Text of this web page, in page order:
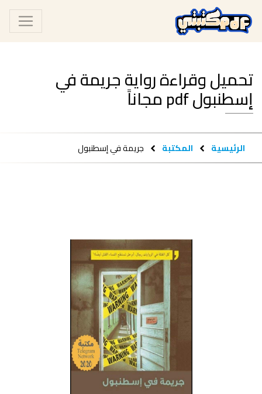
تحميل وقراءة رواية جريمة في
إسطنبول pdf مجاناً
الرئيسية المكتبة جريمة في إسطنبول